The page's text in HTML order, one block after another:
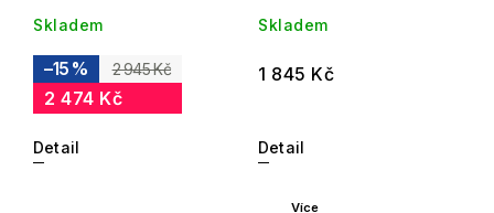
Skladem
2 945 Kč
–15 %
2 474 Kč
Detail
Skladem
1 845 Kč
Detail
Více